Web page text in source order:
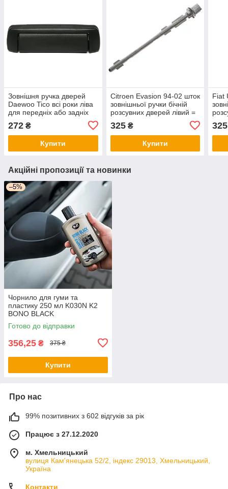
Зовнішня ручка дверей
Daewoo Tico всі роки ліва
для передніх або задніх
272 ₴
Купити
Citroen Evasion 94-02 шток
зовнішньої ручки бічній
розсувних дверей лівий =
325₴
Купити
Fiat
325
Акційні пропозиції та новинки
–5%
Чорнило для гуми та
пластику 250 мл K030N K2
BONO BLACK
Готово до відправки
356,25 ₴ 375 ₴
Купити
Про нас
99% позитивних з 602 відгуків за рік
Працює з 27.12.2020
м. Хмельницький
вулиця Кам'янецька 52/2, індекс 29013, Хмельницький,
Україна
Контакти